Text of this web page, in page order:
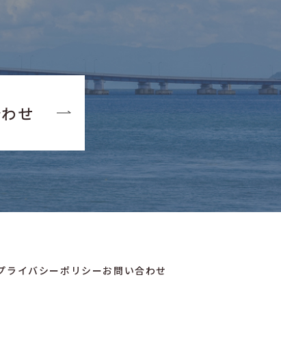
せ
ライバシーポリシーお問い合わせ